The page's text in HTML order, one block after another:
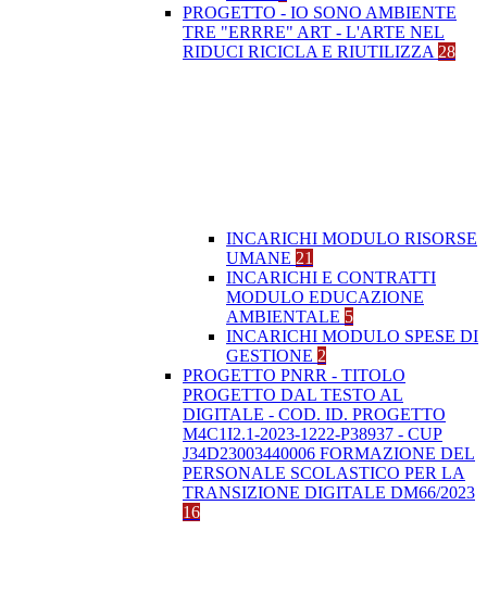
PROGETTO - IO SONO AMBIENTE
TRE "ERRRE" ART - L'ARTE NEL
RIDUCI RICICLA E RIUTILIZZA 28
INCARICHI MODULO RISORSE
UMANE 21
INCARICHI E CONTRATTI
MODULO EDUCAZIONE
AMBIENTALE 5
INCARICHI MODULO SPESE DI
GESTIONE 2
PROGETTO PNRR - TITOLO
PROGETTO DAL TESTO AL
DIGITALE - COD. ID. PROGETTO
M4C1I2.1-2023-1222-P38937 - CUP
J34D23003440006 FORMAZIONE DEL
PERSONALE SCOLASTICO PER LA
TRANSIZIONE DIGITALE DM66/2023
16